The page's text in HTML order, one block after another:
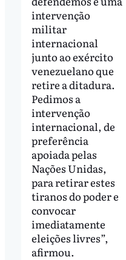
intervenção
militar
internacional
junto ao exército
venezuelano que
retire a ditadura.
Pedimos a
intervenção
internacional, de
preferência
apoiada pelas
Nações Unidas,
para retirar estes
tiranos do poder e
convocar
imediatamente
eleições livres”,
afirmou.